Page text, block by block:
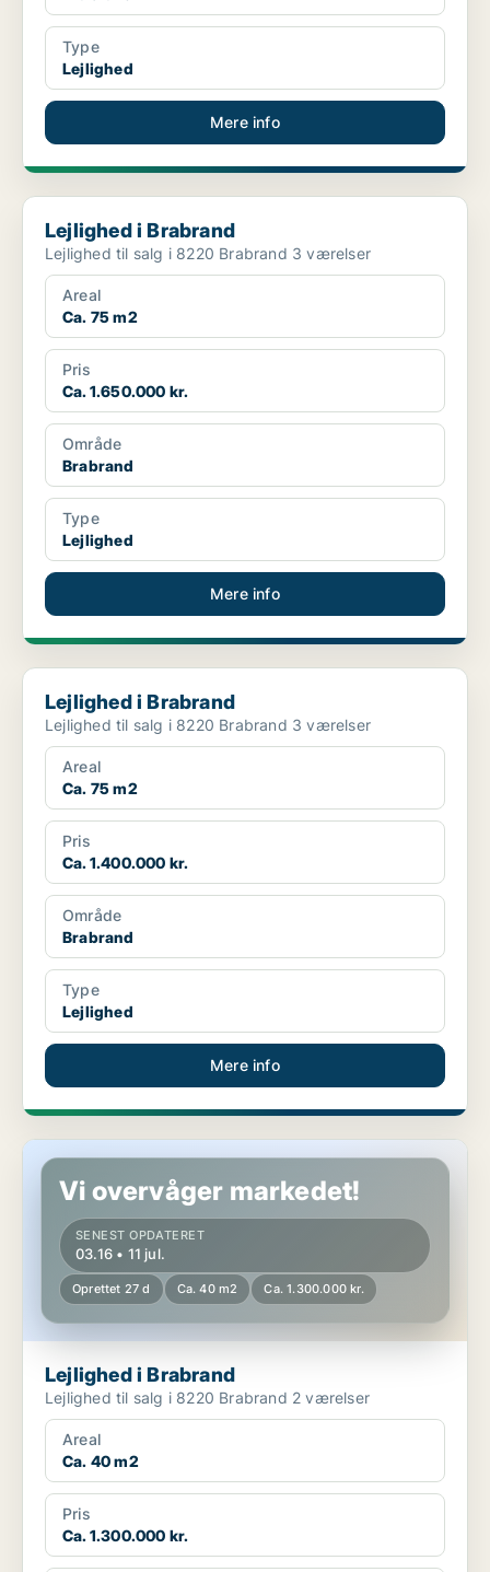
Type
Lejlighed
Mere info
Lejlighed i Brabrand
Lejlighed i Brabrand
Lejlighed til salg i 8220 Brabrand 3 værelser
Areal
Ca. 75 m2
Pris
Ca. 1.650.000 kr.
Område
Brabrand
Type
Lejlighed
Mere info
Lejlighed i Brabrand
Lejlighed i Brabrand
Lejlighed til salg i 8220 Brabrand 3 værelser
Areal
Ca. 75 m2
Pris
Ca. 1.400.000 kr.
Område
Brabrand
Type
Lejlighed
Mere info
Lejlighed i Brabrand
Vi overvåger markedet!
SENEST OPDATERET
03.16 • 11 jul.
Oprettet 27 d Ca. 40 m2 Ca. 1.300.000 kr.
Lejlighed i Brabrand
Lejlighed til salg i 8220 Brabrand 2 værelser
Areal
Ca. 40 m2
Pris
Ca. 1.300.000 kr.